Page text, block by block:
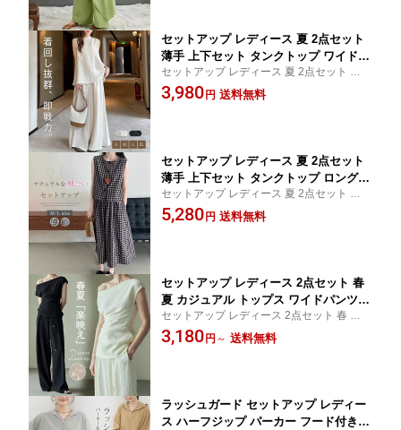
セットアップ レディース 夏 2点セット
薄手 上下セット タンクトップ ワイドパ
ンツ イージー フレアパンツ 涼しい カ
ジュアル ナチュラル 落ち感 ゆったり
セットアップ レディース 夏 2点セット 薄手
上下セット タンクトップ ワイドパンツ イ
ージー フレアパンツ 涼しい カジュアル ナ
3,980 円 送料無料
セットアップ レディース 夏 2点セット
薄手 上下セット タンクトップ ロングス
カート チェック柄 ウエストゴム ハイウ
エスト スカート カジュアル ナチュラル
セットアップ レディース 夏 2点セット 薄手
上下セット タンクトップ ロングスカート
チェック柄 ウエストゴム ハイウエスト ス
5,280 円 送料無料
セットアップ レディース 2点セット 春
夏 カジュアル トップス ワイドパンツ
オフショルダー ウエストゴム 楽ちん ロ
ング丈 シンプル 無地 おしゃれ カジュ
セットアップ レディース 2点セット 春 夏
カジュアル トップス ワイドパンツ オフシ
ョルダー ウエストゴム 楽ちん ロング丈 シ
3,180 円 ～ 送料無料
ラッシュガード セットアップ レディー
ス ハーフジップ パーカー フード付き